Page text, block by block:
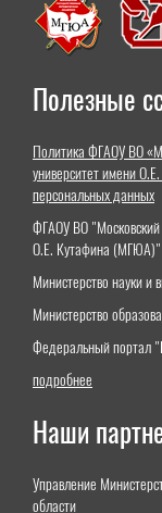
Полезные
Политика ФГАОУ ВО
университет имени
персональных данных
ФГАОУ ВО "Московский
О.Е. Кутафина (МГЮА)"
Министерство науки и
Министерство
Федеральный портал
подробнее
Наши
Управление
области